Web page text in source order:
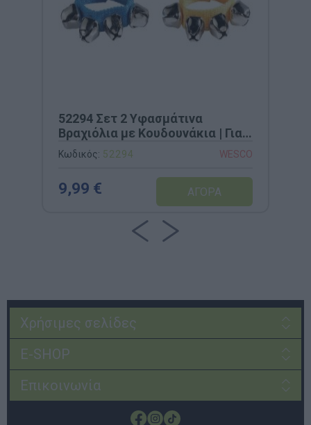
52294 Σετ 2 Υφασμάτινα
Βραχιόλια με Κουδουνάκια | Για
Ρυθμική Αγωγή & Ψυχοκινητική
Ανάπτυξη
Κωδικός: 52294 WESCO
9,99 €
Χρήσιμες σελίδες
E-SHOP
Επικοινωνία